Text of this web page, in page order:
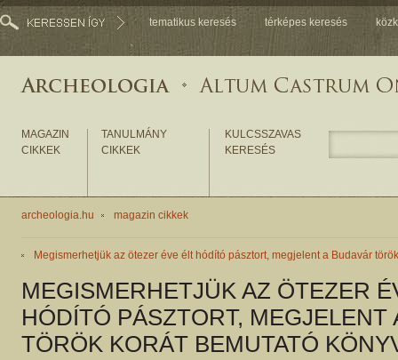
tematikus keresés térképes keresés
MAGAZIN
CIKKEK
TANULMÁNY
CIKKEK
KULCSSZAVAS
KERESÉS
archeologia.hu magazin cikkek
Megismerhetjük az ötezer éve élt hódító pásztort, megjelent a Budavár
MEGISMERHETJÜK AZ ÖTEZER
HÓDÍTÓ PÁSZTORT, MEGJELENT
TÖRÖK KORÁT BEMUTATÓ